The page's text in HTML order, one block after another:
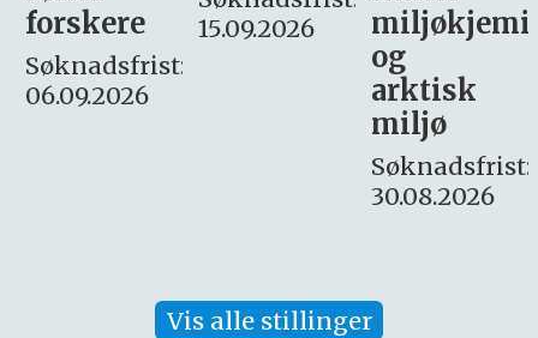
15.09.2026
miljøkjemi
– fast
Søknadsfrist:
16. august.
Vis alle stillinger